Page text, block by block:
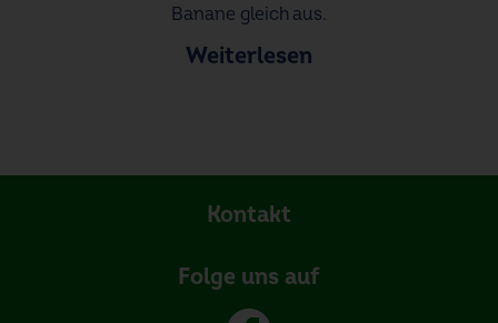
Banane gleich aus.
Weiterlesen
Kontakt
Folge uns auf